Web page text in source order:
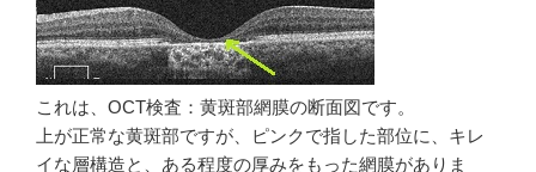
これは、OCT検査：黄斑部網膜の断面図です。
上が正常な黄斑部ですが、ピンクで指した部位に、キレ
イな層構造と、ある程度の厚みをもった網膜がありま